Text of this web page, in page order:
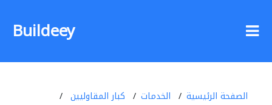
Buildeey
الصفحة الرئيسية الخدمات
كبار المقاوليين